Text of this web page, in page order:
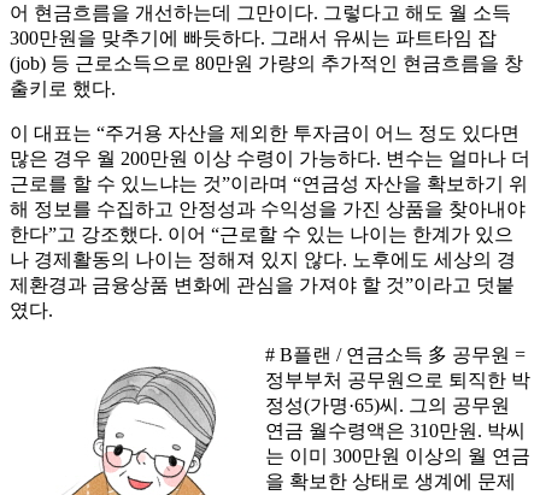
어 현금흐름을 개선하는데 그만이다. 그렇다고 해도 월 소득
300만원을 맞추기에 빠듯하다. 그래서 유씨는 파트타임 잡
(job) 등 근로소득으로 80만원 가량의 추가적인 현금흐름을 창
출키로 했다.
이 대표는 “주거용 자산을 제외한 투자금이 어느 정도 있다면
많은 경우 월 200만원 이상 수령이 가능하다. 변수는 얼마나 더
근로를 할 수 있느냐는 것”이라며 “연금성 자산을 확보하기 위
해 정보를 수집하고 안정성과 수익성을 가진 상품을 찾아내야
한다”고 강조했다. 이어 “근로할 수 있는 나이는 한계가 있으
나 경제활동의 나이는 정해져 있지 않다. 노후에도 세상의 경
제환경과 금융상품 변화에 관심을 가져야 할 것”이라고 덧붙
였다.
# B플랜 / 연금소득 多 공무원 =
정부부처 공무원으로 퇴직한 박
정성(가명·65)씨. 그의 공무원
연금 월수령액은 310만원. 박씨
는 이미 300만원 이상의 월 연금
을 확보한 상태로 생계에 문제